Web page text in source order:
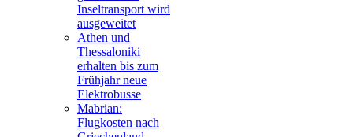
Inseltransport wird
ausgeweitet
Athen und
Thessaloniki
erhalten bis zum
Frühjahr neue
Elektrobusse
Mabrian:
Flugkosten nach